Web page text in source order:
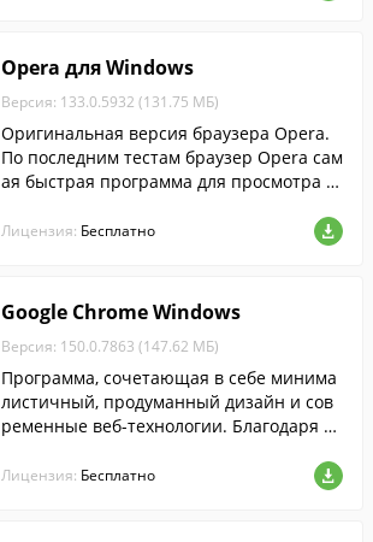
Opera для Windows
Версия: 133.0.5932 (131.75 МБ)
Оригинальная версия браузера Opera.
По последним тестам браузер Opera сам
ая быстрая программа для просмотра ст
Лицензия: Бесплатно
Google Chrome Windows
Версия: 150.0.7863 (147.62 МБ)
Программа, сочетающая в себе минима
листичный, продуманный дизайн и сов
ременные веб-технологии. Благодаря эт
станет быстрым, безопасным и легким.
Лицензия: Бесплатно